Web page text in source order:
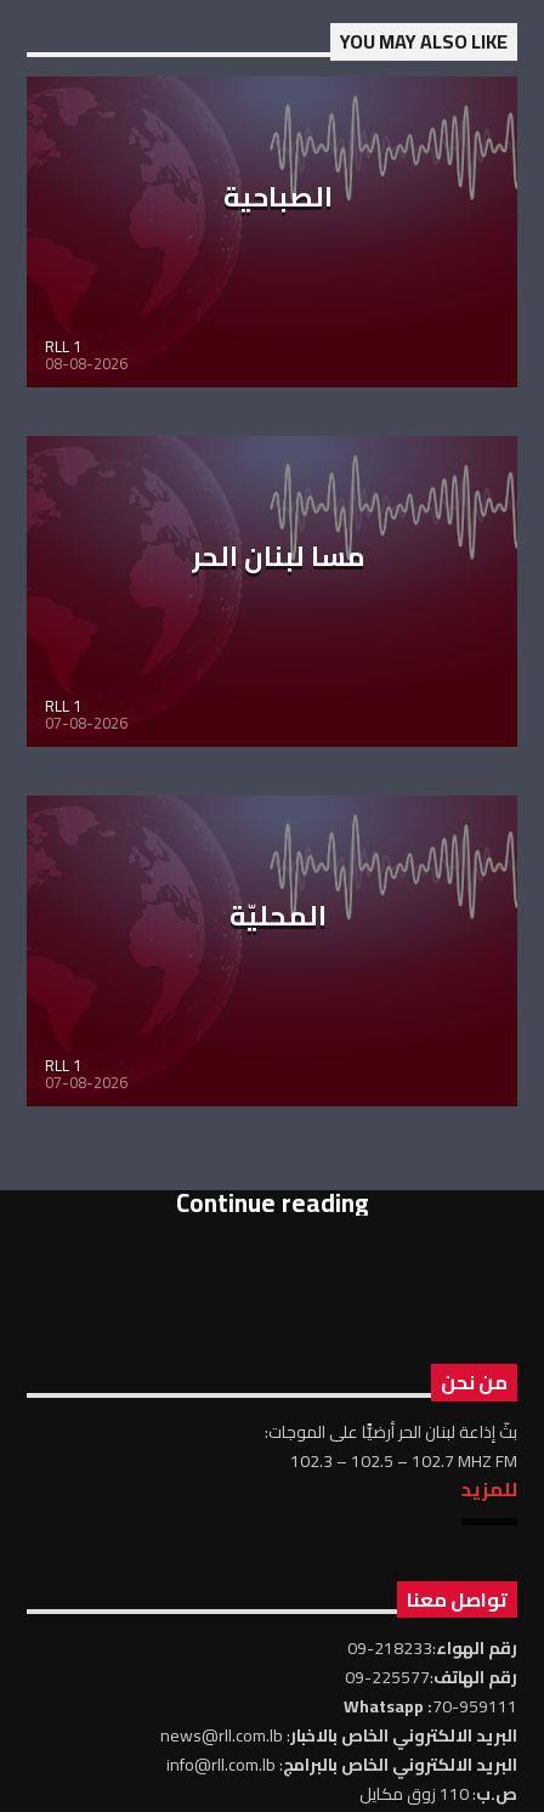
YOU MAY ALSO LIKE
الصباحية
RLL 1
08-08-2026
مسا لبنان الحر
RLL 1
07-08-2026
المحليّة
RLL 1
07-08-2026
Continue reading
من نحن
بثّ إذاعة لبنان الحر أرضيًّا على الموجات:
102.3 – 102.5 – 102.7 MHZ FM
للمزيد
تواصل معنا
رقم الهواء:218233-09
رقم الهاتف:225577-09
70-959111
: Whatsapp
البريد الالكتروني الخاص بالاخبار: news@rll.com.lb
البريد الالكتروني الخاص بالبرامج: info@rll.com.lb
ص.ب: 110 زوق مكايل